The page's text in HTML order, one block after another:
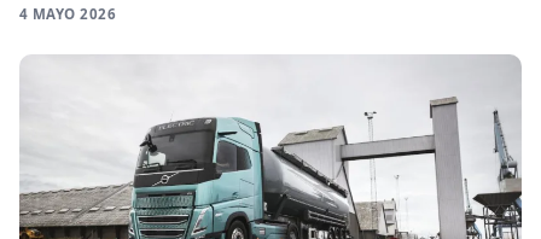
4 MAYO 2026